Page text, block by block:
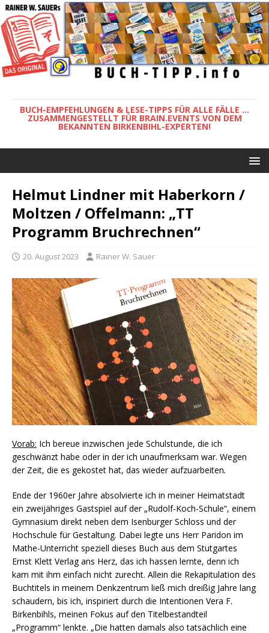
BUCH-EMPFEHLUNGEN & LESE-TIPPS FÜR ALLE FÄLLE ...
ZUSAMMENGESTELLT FÜR BRAIN.EVENTS VON DEM
BEKANNTEN BIRKENBIHL-EXPERTEN!
Helmut Lindner mit Haberkorn /
Moltzen / Offelmann: „TT
Programm Bruchrechnen“
20. August 2023 Rainer W. Sauer
Vorab: Ich bereue inzwischen jede Schulstunde, die ich
geschwänzt habe oder in der ich unaufmerksam war. Wegen
der Zeit, die es gekostet hat, das wieder aufzuarbeiten.
Ende der 1960er Jahre absolvierte ich in meiner Heimatstadt
ein zweijähriges Gastspiel auf der „Rudolf-Koch-Schule“, einem
Gymnasium direkt neben dem Isenburger Schloss und der
Hochschule für Gestaltung. Dabei legte uns Herr Paridon im
Mathe-Unterricht speziell dieses Buch aus dem Stutgartes
Ernst Klett Verlag ans Herz, das ich hassen lernte, denn ich
kam mit ihm einfach nicht zurecht. Allein die Rekapitulation des
Buchtitels in meinem Denkzentrum ließ mich dreißig Jahre lang
schaudern, bis ich, inspiriert durch die Intentionen Vera F.
Birkenbihls, meinen Fokus auf den Titelbestandteil
„Programm“ lenkte. „Die hatten damals also tatsächlich eine